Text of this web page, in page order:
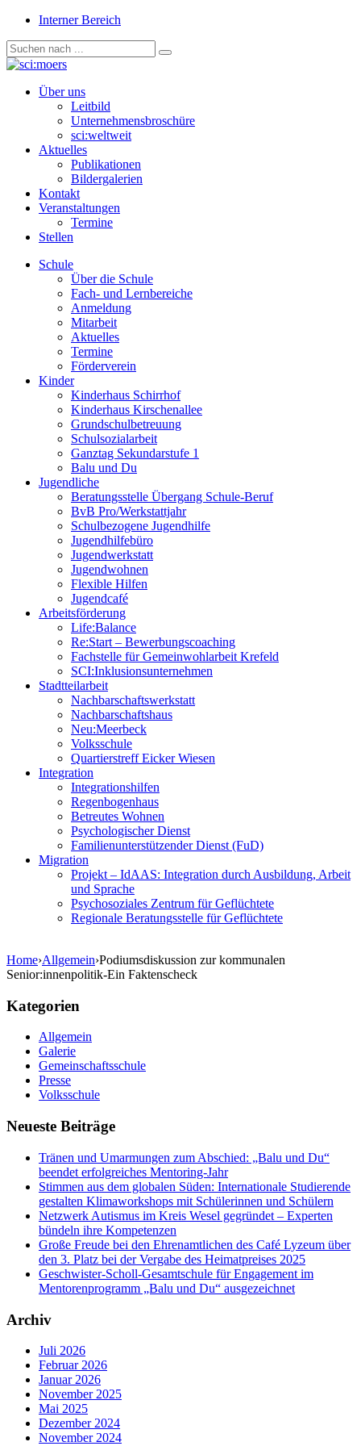
Interner Bereich
Über uns
Leitbild
Unternehmensbroschüre
sci:weltweit
Aktuelles
Publikationen
Bildergalerien
Kontakt
Veranstaltungen
Termine
Stellen
Schule
Über die Schule
Fach- und Lernbereiche
Anmeldung
Mitarbeit
Aktuelles
Termine
Förderverein
Kinder
Kinderhaus Schirrhof
Kinderhaus Kirschenallee
Grundschulbetreuung
Schulsozialarbeit
Ganztag Sekundarstufe 1
Balu und Du
Jugendliche
Beratungsstelle Übergang Schule-Beruf
BvB Pro/Werkstattjahr
Schulbezogene Jugendhilfe
Jugendhilfebüro
Jugendwerkstatt
Jugendwohnen
Flexible Hilfen
Jugendcafé
Arbeitsförderung
Life:Balance
Re:Start – Bewerbungscoaching
Fachstelle für Gemeinwohlarbeit Krefeld
SCI:Inklusionsunternehmen
Stadtteilarbeit
Nachbarschaftswerkstatt
Nachbarschaftshaus
Neu:Meerbeck
Volksschule
Quartierstreff Eicker Wiesen
Integration
Integrationshilfen
Regenbogenhaus
Betreutes Wohnen
Psychologischer Dienst
Familienunterstützender Dienst (FuD)
Migration
Projekt – IdAAS: Integration durch Ausbildung, Arbeit
und Sprache
Psychosoziales Zentrum für Geflüchtete
Regionale Beratungsstelle für Geflüchtete
Home›Allgemein›Podiumsdiskussion zur kommunalen
Senior:innenpolitik-Ein Faktenscheck
Kategorien
Allgemein
Galerie
Gemeinschaftsschule
Presse
Volksschule
Neueste Beiträge
Tränen und Umarmungen zum Abschied: „Balu und Du“
beendet erfolgreiches Mentoring-Jahr
Stimmen aus dem globalen Süden: Internationale Studierende
gestalten Klimaworkshops mit Schülerinnen und Schülern
Netzwerk Autismus im Kreis Wesel gegründet – Experten
bündeln ihre Kompetenzen
Große Freude bei den Ehrenamtlichen des Café Lyzeum über
den 3. Platz bei der Vergabe des Heimatpreises 2025
Geschwister-Scholl-Gesamtschule für Engagement im
Mentorenprogramm „Balu und Du“ ausgezeichnet
Archiv
Juli 2026
Februar 2026
Januar 2026
November 2025
Mai 2025
Dezember 2024
November 2024